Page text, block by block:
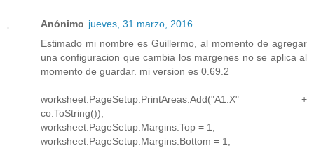
Anónimo jueves, 31 marzo, 2016
Estimado mi nombre es Guillermo, al momento de agregar
una configuracion que cambia los margenes no se aplica al
momento de guardar. mi version es 0.69.2
worksheet.PageSetup.PrintAreas.Add("A1:X" +
co.ToString());
worksheet.PageSetup.Margins.Top = 1;
worksheet.PageSetup.Margins.Bottom = 1;